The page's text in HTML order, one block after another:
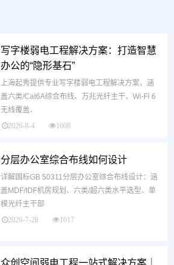
写字楼弱电工程解决方案：打造智慧
办公的“隐形基石”
上海起秀提供专业写字楼弱电工程解决方案，涵
盖六类/Cat6A综合布线、万兆光纤主干、Wi-Fi 6
无线覆盖、
2026-8-4 1008
分层办公室综合布线如何设计
详解国标GB 50311分层办公室综合布线设计：涵
盖MDF/IDF机房规划、六类/超六类水平选型、单
模光纤主干部
2026-7-28 1017
众创空间弱电工程一站式解决方案｜